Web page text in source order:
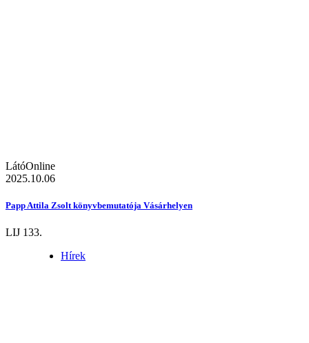
LátóOnline
2025.10.06
Papp Attila Zsolt könyvbemutatója Vásárhelyen
LIJ 133.
Hírek